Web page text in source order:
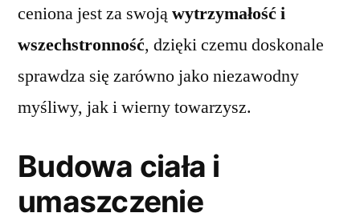
ceniona jest za swojąwytrzymałość i
wszechstronność, dzięki czemu doskonale
sprawdza się zarówno jako niezawodny
myśliwy, jak i wierny towarzysz.
Budowa ciała i
umaszczenie